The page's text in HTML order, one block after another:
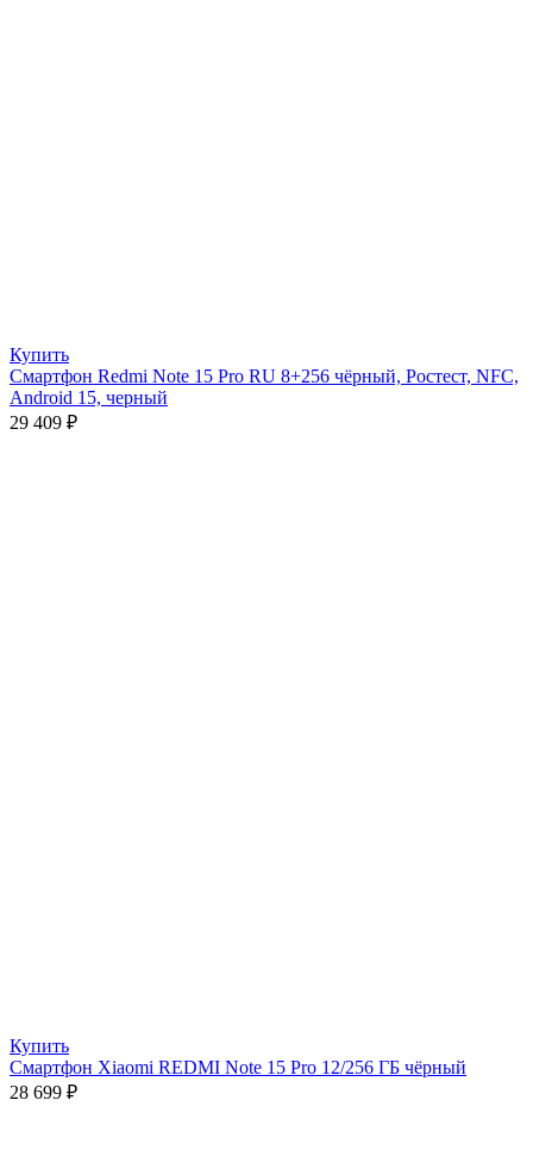
Купить
Смартфон Redmi Note 15 Pro RU 8+256 чёрный, Ростест, NFC,
Android 15, черный
29 409 ₽
Купить
Смартфон Xiaomi REDMI Note 15 Pro 12/256 ГБ чёрный
28 699 ₽